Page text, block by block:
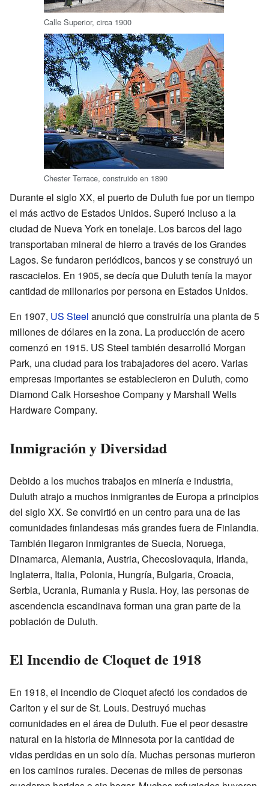
Calle Superior, circa 1900
Chester Terrace, construido en 1890
Durante el siglo XX, el puerto de Duluth fue por un tiempo
el más activo de Estados Unidos. Superó incluso a la
ciudad de Nueva York en tonelaje. Los barcos del lago
transportaban mineral de hierro a través de los Grandes
Lagos. Se fundaron periódicos, bancos y se construyó un
rascacielos. En 1905, se decía que Duluth tenía la mayor
cantidad de millonarios por persona en Estados Unidos.
En 1907, US Steel anunció que construiría una planta de 5
millones de dólares en la zona. La producción de acero
comenzó en 1915. US Steel también desarrolló Morgan
Park, una ciudad para los trabajadores del acero. Varias
empresas importantes se establecieron en Duluth, como
Diamond Calk Horseshoe Company y Marshall Wells
Hardware Company.
Inmigración y Diversidad
Debido a los muchos trabajos en minería e industria,
Duluth atrajo a muchos inmigrantes de Europa a principios
del siglo XX. Se convirtió en un centro para una de las
comunidades finlandesas más grandes fuera de Finlandia.
También llegaron inmigrantes de Suecia, Noruega,
Dinamarca, Alemania, Austria, Checoslovaquia, Irlanda,
Inglaterra, Italia, Polonia, Hungría, Bulgaria, Croacia,
Serbia, Ucrania, Rumania y Rusia. Hoy, las personas de
ascendencia escandinava forman una gran parte de la
población de Duluth.
El Incendio de Cloquet de 1918
En 1918, el incendio de Cloquet afectó los condados de
Carlton y el sur de St. Louis. Destruyó muchas
comunidades en el área de Duluth. Fue el peor desastre
natural en la historia de Minnesota por la cantidad de
vidas perdidas en un solo día. Muchas personas murieron
en los caminos rurales. Decenas de miles de personas